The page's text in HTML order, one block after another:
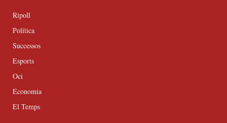
Ripoll
Política
Successos
Esports
Oci
Economia
El Temps